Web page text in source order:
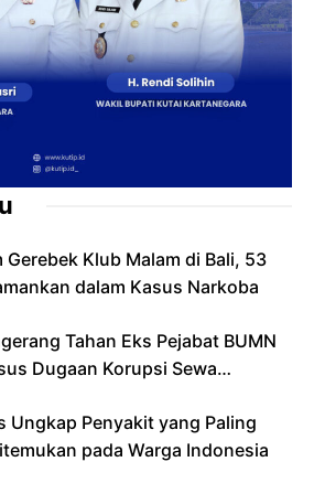
Gerebek Klub Malam di Bali, 53
dalam Kasus Narkoba
Tahan Eks Pejabat BUMN
Dugaan Korupsi Sewa
Ungkap Penyakit yang Paling
pada Warga Indonesia